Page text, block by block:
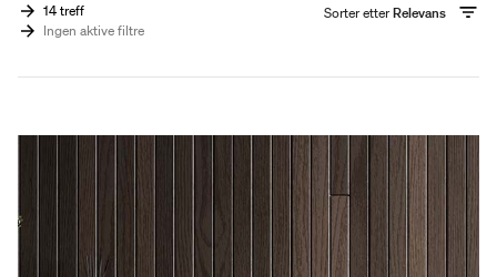
14 treff
Ingen aktive filtre
Sorter etterRelevans